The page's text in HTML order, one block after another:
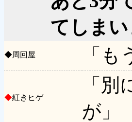
てしま
◆周回屋 「
◆紅きヒゲ
「
が」